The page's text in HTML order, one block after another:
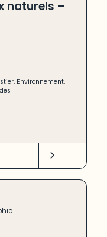
naturels –
, Environnement,